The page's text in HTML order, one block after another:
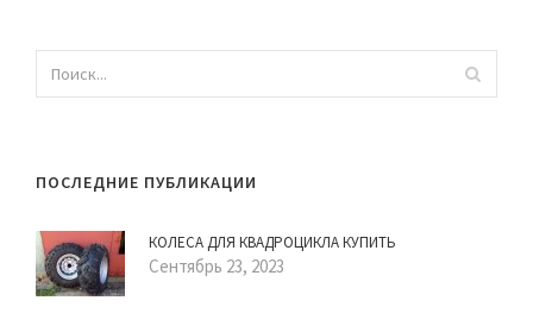
ПОСЛЕДНИЕ ПУБЛИКАЦИИ
КОЛЕСА ДЛЯ КВАДРОЦИКЛА КУПИТЬ
Сентябрь 23, 2023